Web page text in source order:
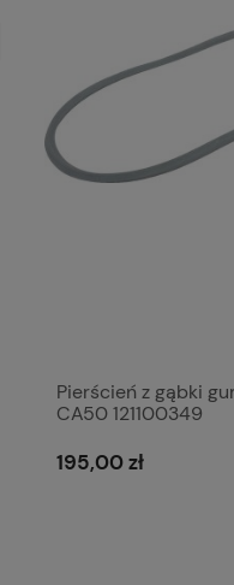
Pierścień z gąbki
CA50 121100349
195,00 zł